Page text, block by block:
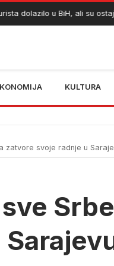
u BiH, ali su ostajali
KULTURA
zatvore svoje radnje u